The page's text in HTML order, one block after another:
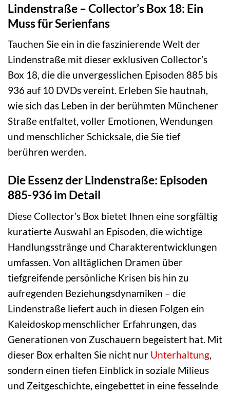
Lindenstraße – Collector’s Box 18: Ein
Muss für Serienfans
Tauchen Sie ein in die faszinierende Welt der
Lindenstraße mit dieser exklusiven Collector’s
Box 18, die die unvergesslichen Episoden 885 bis
936 auf 10 DVDs vereint. Erleben Sie hautnah,
wie sich das Leben in der berühmten Münchener
Straße entfaltet, voller Emotionen, Wendungen
und menschlicher Schicksale, die Sie tief
berühren werden.
Die Essenz der Lindenstraße: Episoden
885-936 im Detail
Diese Collector’s Box bietet Ihnen eine sorgfältig
kuratierte Auswahl an Episoden, die wichtige
Handlungsstränge und Charakterentwicklungen
umfassen. Von alltäglichen Dramen über
tiefgreifende persönliche Krisen bis hin zu
aufregenden Beziehungsdynamiken – die
Lindenstraße liefert auch in diesen Folgen ein
Kaleidoskop menschlicher Erfahrungen, das
Generationen von Zuschauern begeistert hat. Mit
dieser Box erhalten Sie nicht nur Unterhaltung
sondern einen tiefen Einblick in soziale Milieus
und Zeitgeschichte, eingebettet in eine fesselnde